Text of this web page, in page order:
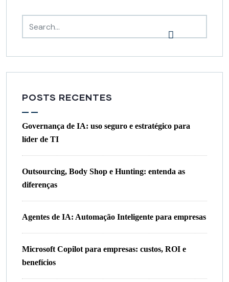
POSTS RECENTES
Governança de IA: uso seguro e estratégico para
líder de TI
Outsourcing, Body Shop e Hunting: entenda as
diferenças
Agentes de IA: Automação Inteligente para empresas
Microsoft Copilot para empresas: custos, ROI e
benefícios